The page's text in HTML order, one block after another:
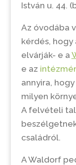
István u. 44.
Az óvodába
kérdés, hogy
elvárják- e a
e az
annyira,
milyen
A felvételi
családról.
A Waldorf